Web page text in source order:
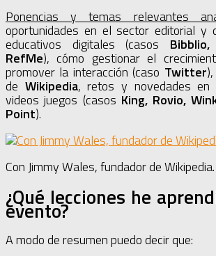
Ponencias y temas relevantes
oportunidades en el sector editorial y
educativos digitales (casos Bibblio,
RefMe), cómo gestionar el
promover la interacción (caso Twitter
de Wikipedia, retos y novedades
videos juegos (casos King, Rovio,
Point).
Con Jimmy Wales, fundador de Wikipedia.
¿Qué lecciones he
evento?
A modo de resumen puedo decir que: